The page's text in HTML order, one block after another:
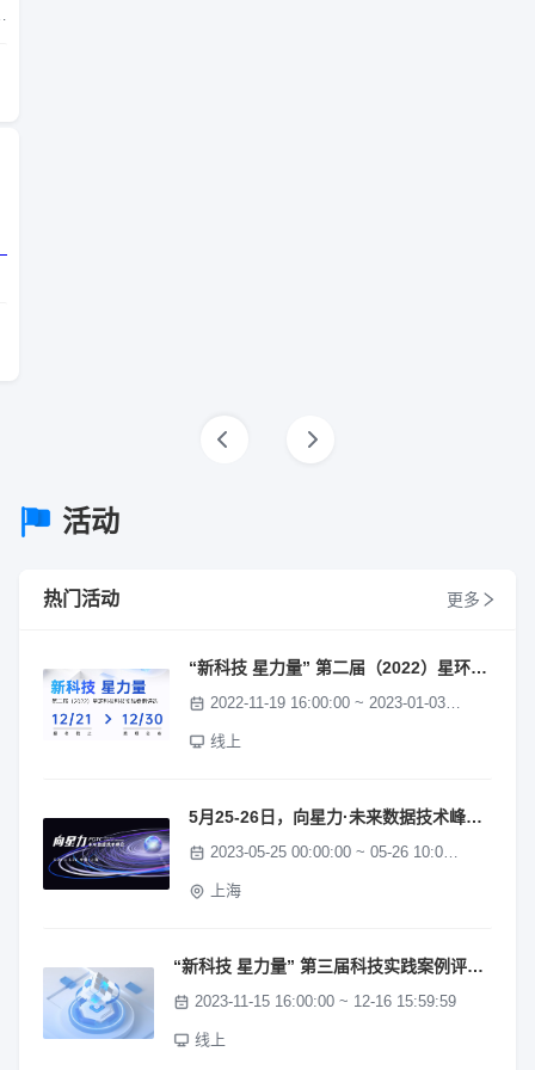
活动
热门活动 更多
“新科技 星力量” 第二届（2022）星环科技实践案例评选报名火热进行中
2022-11-19 16:00:00 ~ 2023-01-03 16:00:00
线上
5月25-26日，向星力·未来数据技术峰会（FDTC)邀您共赴数据技术盛宴
2023-05-25 00:00:00 ~ 05-26 10:00:00
上海
“新科技 星力量” 第三届科技实践案例评选报名火热进行中
2023-11-15 16:00:00 ~ 12-16 15:59:59
线上